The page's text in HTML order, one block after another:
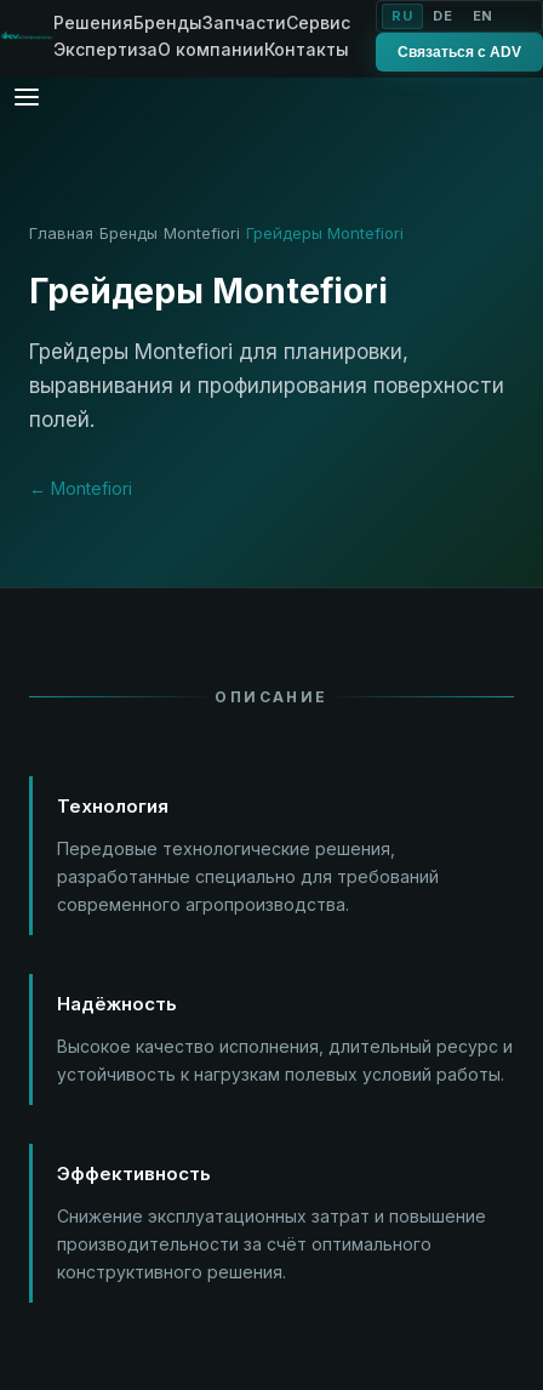
РешенияБрендыЗапчастиСервис
ЭкспертизаО компанииКонтакты
RU DE EN
Связаться с ADV
Главная› Бренды Montefiori Грейдеры Montefiori
Грейдеры Montefiori
Грейдеры Montefiori для планировки,
выравнивания и профилирования поверхности
полей.
← Montefiori
ОПИСАНИЕ
Технология
Передовые технологические решения,
разработанные специально для требований
современного агропроизводства.
Надёжность
Высокое качество исполнения, длительный ресурс и
устойчивость к нагрузкам полевых условий работы.
Эффективность
Снижение эксплуатационных затрат и повышение
производительности за счёт оптимального
конструктивного решения.